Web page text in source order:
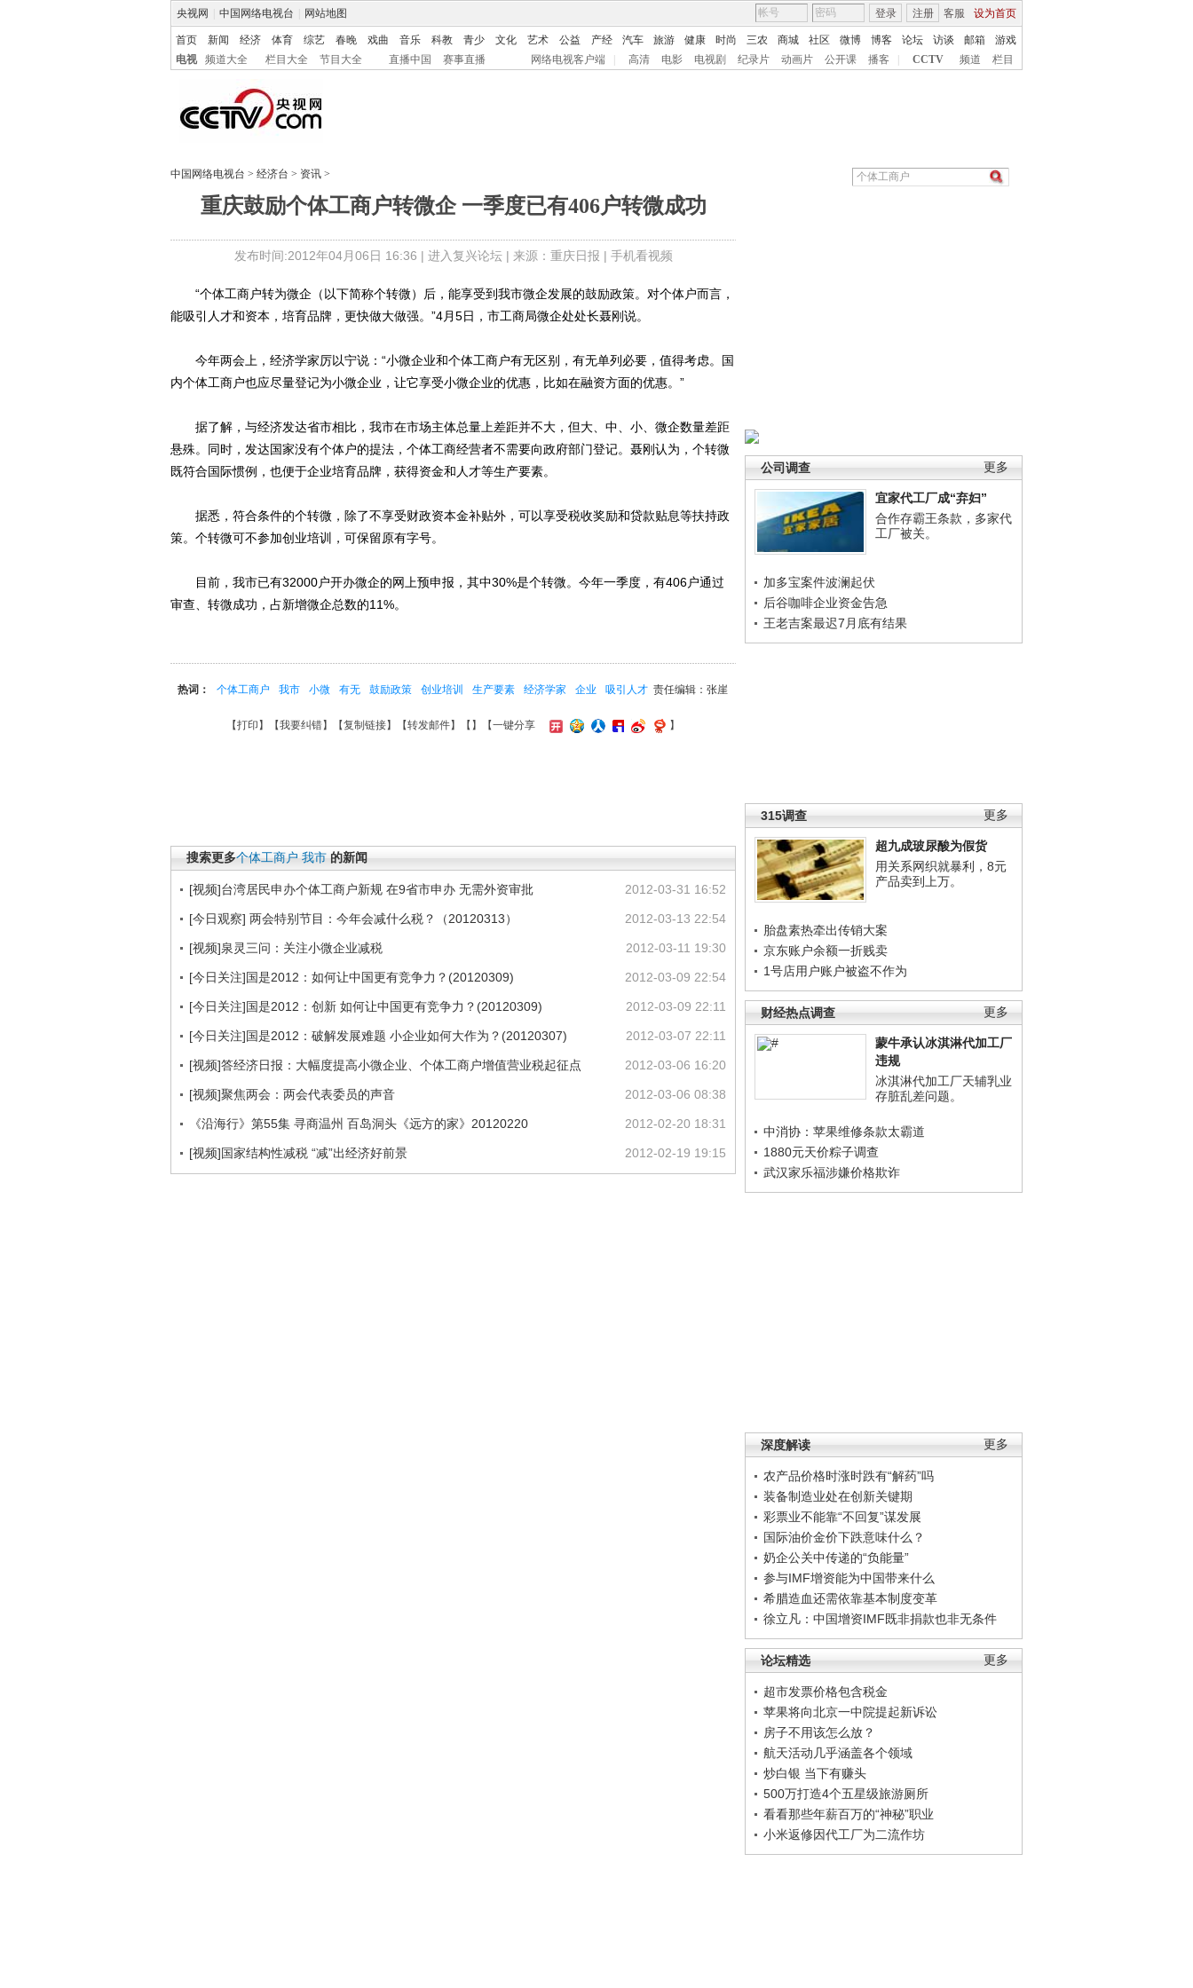
央视网 中国网络电视台 网站地图 客服 设为首页
登录 注册
首页 新闻 经济 体育 综艺 春晚 戏曲 音乐 科教 青少 文化 艺术 公益 产经 汽车 旅游 健康 时尚 三农 商城 社区 微博 博客 论坛 访谈 邮箱
游戏
电视
频道大全 栏目大全 节目大全 直播中国 赛事直播 网络电视客户端 高清 电影 电视剧 纪录片 动画片 公开课 播客 CCTV 频道 栏目
中国网络电视台 > 经济台 > 资讯 >
重庆鼓励个体工商户转微企 一季度已有406户转微成功
发布时间:2012年04月06日 16:36 | 进入复兴论坛| 来源：重庆日报 | 手机看视频
更多
公司调查
宜家代工厂成“弃妇”
合作存霸王条款，多家代
工厂被关。
加多宝案件波澜起伏
后谷咖啡企业资金告急
王老吉案最迟7月底有结果
更多
315调查
超九成玻尿酸为假货
用关系网织就暴利，8元
产品卖到上万。
胎盘素热牵出传销大案
京东账户余额一折贱卖
1号店用户账户被盗不作为
更多
财经热点调查
蒙牛承认冰淇淋代加工厂
违规
冰淇淋代加工厂天辅乳业
存脏乱差问题。
中消协：苹果维修条款太霸道
1880元天价粽子调查
武汉家乐福涉嫌价格欺诈
更多
深度解读
农产品价格时涨时跌有“解药”吗
装备制造业处在创新关键期
彩票业不能靠“不回复”谋发展
国际油价金价下跌意味什么？
奶企公关中传递的“负能量”
参与IMF增资能为中国带来什么
希腊造血还需依靠基本制度变革
徐立凡：中国增资IMF既非捐款也非无条件
更多
论坛精选
超市发票价格包含税金
苹果将向北京一中院提起新诉讼
房子不用该怎么放？
航天活动几乎涵盖各个领域
炒白银 当下有赚头
500万打造4个五星级旅游厕所
看看那些年薪百万的“神秘”职业
小米返修因代工厂为二流作坊
“个体工商户转为微企（以下简称个转微）后，能享受到我市微企发展的鼓励政策。对个体户而言，
能吸引人才和资本，培育品牌，更快做大做强。”4月5日，市工商局微企处处长聂刚说。
今年两会上，经济学家厉以宁说：“小微企业和个体工商户有无区别，有无单列必要，值得考虑。国
内个体工商户也应尽量登记为小微企业，让它享受小微企业的优惠，比如在融资方面的优惠。”
据了解，与经济发达省市相比，我市在市场主体总量上差距并不大，但大、中、小、微企数量差距
悬殊。同时，发达国家没有个体户的提法，个体工商经营者不需要向政府部门登记。聂刚认为，个转微
既符合国际惯例，也便于企业培育品牌，获得资金和人才等生产要素。
据悉，符合条件的个转微，除了不享受财政资本金补贴外，可以享受税收奖励和贷款贴息等扶持政
策。个转微可不参加创业培训，可保留原有字号。
目前，我市已有32000户开办微企的网上预申报，其中30%是个转微。今年一季度，有406户通过
审查、转微成功，占新增微企总数的11%。
责任编辑：张崖
热词： 个体工商户 我市 小微 有无 鼓励政策 创业培训 生产要素 经济学家 企业 吸引人才
【打印 】【我要纠错】【复制链接】【转发邮件】【 】 【一键分享 】
搜索更多个体工商户 我市 的新闻
2012-03-31 16:52
[视频]台湾居民申办个体工商户新规 在9省市申办 无需外资审批
2012-03-13 22:54
[今日观察] 两会特别节目：今年会减什么税？（20120313）
2012-03-11 19:30
[视频]泉灵三问：关注小微企业减税
2012-03-09 22:54
[今日关注]国是2012：如何让中国更有竞争力？(20120309)
2012-03-09 22:11
[今日关注]国是2012：创新 如何让中国更有竞争力？(20120309)
2012-03-07 22:11
[今日关注]国是2012：破解发展难题 小企业如何大作为？(20120307)
2012-03-06 16:20
[视频]答经济日报：大幅度提高小微企业、个体工商户增值营业税起征点
2012-03-06 08:38
[视频]聚焦两会：两会代表委员的声音
2012-02-20 18:31
《沿海行》第55集 寻商温州 百岛洞头《远方的家》20120220
2012-02-19 19:15
[视频]国家结构性减税 “减”出经济好前景